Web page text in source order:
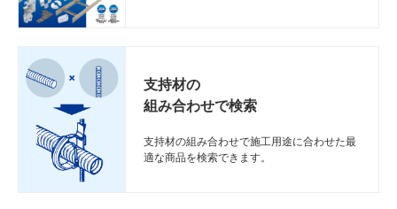
支持材の
組み合わせで検索
支持材の組み合わせで施工用途に合わせた最
適な商品を検索できます。